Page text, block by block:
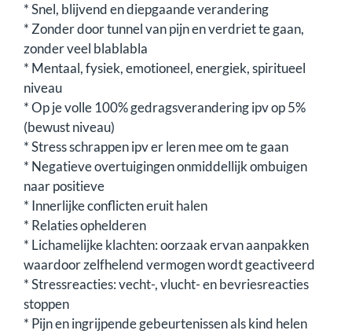
* Snel, blijvend en diepgaande verandering
* Zonder door tunnel van pijn en verdriet te gaan,
zonder veel blablabla
* Mentaal, fysiek, emotioneel, energiek, spiritueel
niveau
* Op je volle 100% gedragsverandering ipv op 5%
(bewust niveau)
* Stress schrappen ipv er leren mee om te gaan
* Negatieve overtuigingen onmiddellijk ombuigen
naar positieve
* Innerlijke conflicten eruit halen
* Relaties ophelderen
* Lichamelijke klachten: oorzaak ervan aanpakken
waardoor zelfhelend vermogen wordt geactiveerd
* Stressreacties: vecht-, vlucht- en bevriesreacties
stoppen
* Pijn en ingrijpende gebeurtenissen als kind helen